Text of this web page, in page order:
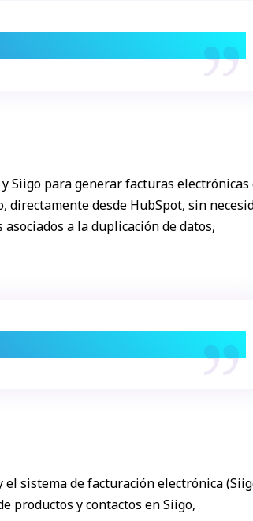
Siigo para generar facturas electrónicas
desde HubSpot, sin
a la duplicación de datos,
sistema de facturación electrónica
productos y contactos en Siigo,